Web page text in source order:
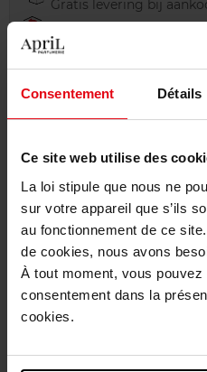
Consentement Détails
Ce site web utilise des
La loi stipule que nous ne
sur votre appareil que s’ils
au fonctionnement de ce
de cookies, nous avons
À tout moment, vous
consentement dans la
cookies.
Gratis levering bij
Gratis retour in je
Gratis verpakking
Gebruiksadvies
Karakteristieken
Review Beleid inzake